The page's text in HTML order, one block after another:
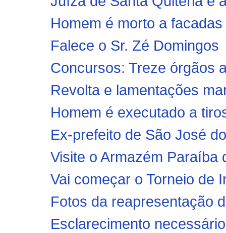
Homem é morto a
Falece o Sr. Zé Domingos
Concursos: Treze órgãos
Revolta e lamentações
Homem é executado a
Ex-prefeito de São José
Visite o Armazém Paraíba
Vai começar o Torneio de
Fotos da reapresentação
Esclarecimento necessário